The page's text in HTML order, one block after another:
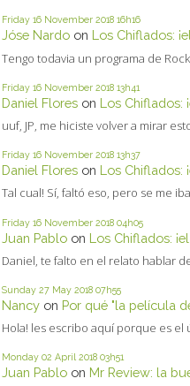
Friday 16 November 2018 16h16
Jóse Nardo on Los Chiflados:
Tengo todavia un programa de
Friday 16 November 2018 13h41
Daniel Flores on Los Chiflados:
uuf, JP, me hiciste volver a mirar
Friday 16 November 2018 13h37
Daniel Flores on Los Chiflados:
Tal cual! Sí, faltó eso, pero se me
Friday 16 November 2018 04h05
Juan Pablo on Los Chiflados:
Daniel, te falto en el relato hablar
Sunday 27 May 2018 07h55
Nancy on Por qué "la película
Hola! les escribo aquí porque es el
Monday 02 April 2018 03h51
Juan Pablo on Mr Review: la